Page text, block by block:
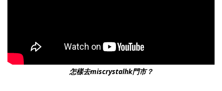
怎樣去miscrystalhk門市？